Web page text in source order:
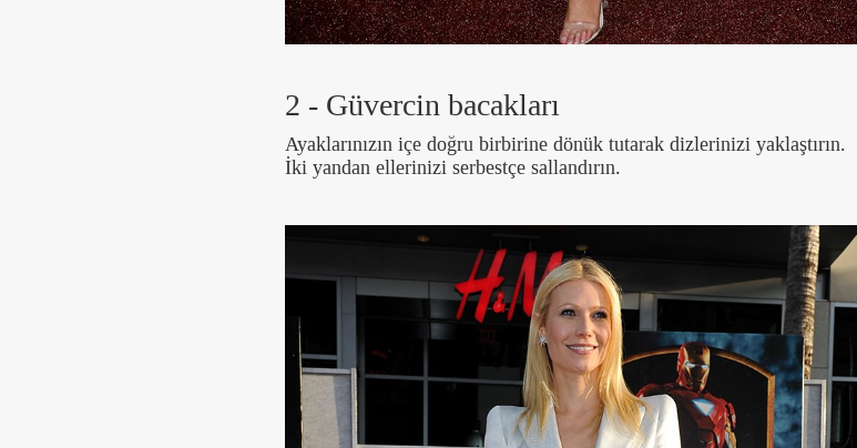
2 - Güvercin bacakları
Ayaklarınızın içe doğru birbirine dönük tutarak dizlerinizi yaklaştırın.
İki yandan ellerinizi serbestçe sallandırın.